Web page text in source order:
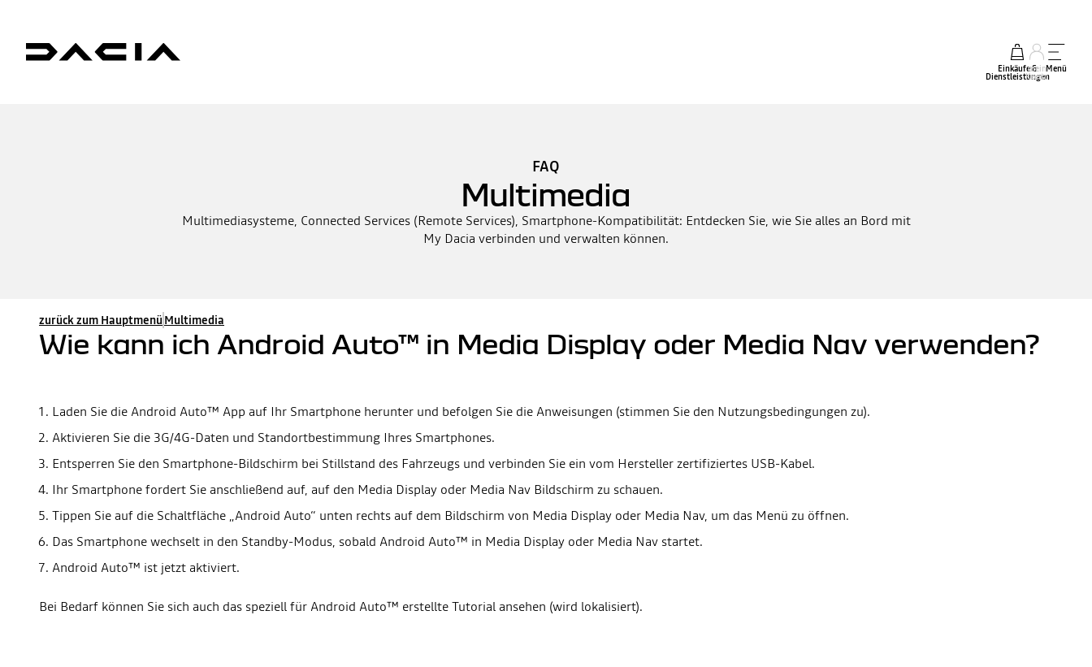
Einkäufe &
Dienstleistungen
mein
Konto
Menü
FAQ
Multimedia
Multimediasysteme, Connected Services (Remote Services), Smartphone-Kompatibilität: Entdecken Sie, wie Sie alles an Bord mit
My Dacia verbinden und verwalten können.
zurück zum Hauptmenü Multimedia
Wie kann ich Android Auto™ in Media Display oder Media Nav verwenden?
Laden Sie die Android Auto™ App auf Ihr Smartphone herunter und befolgen Sie die Anweisungen (stimmen Sie den Nutzungsbedingungen zu).
Aktivieren Sie die 3G/4G-Daten und Standortbestimmung Ihres Smartphones.
Entsperren Sie den Smartphone-Bildschirm bei Stillstand des Fahrzeugs und verbinden Sie ein vom Hersteller zertifiziertes USB-Kabel.
Ihr Smartphone fordert Sie anschließend auf, auf den Media Display oder Media Nav Bildschirm zu schauen.
Tippen Sie auf die Schaltfläche „Android Auto“ unten rechts auf dem Bildschirm von Media Display oder Media Nav, um das Menü zu öffnen.
Das Smartphone wechselt in den Standby-Modus, sobald Android Auto™ in Media Display oder Media Nav startet.
Android Auto™ ist jetzt aktiviert.
Bei Bedarf können Sie sich auch das speziell für Android Auto™ erstellte Tutorial ansehen (wird lokalisiert).